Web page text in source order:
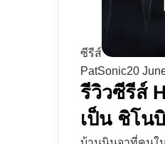
ซีรีส์
PatSonic20
รีวิวซีรีส์
เป็น ชิโน